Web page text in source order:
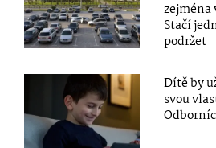
zejména
Stačí
podržet
Dítě by
svou